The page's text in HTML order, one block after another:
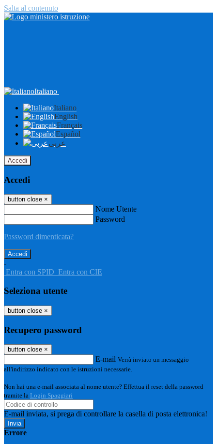
Salta al contenuto
Italiano
Italiano
English
Français
Español
عربى
Accedi
Accedi
button close ×
Nome Utente
Password
Password dimenticata?
-
Entra con SPID Entra con CIE
Seleziona utente
button close ×
Recupero password
button close ×
E-mail Verrà inviato un messaggio
all'indirizzo indicato con le istruzioni necessarie.
Non hai una e-mail associata al nome utente? Effettua il reset della password
tramite la Login Spaggiari
E-mail inviata, si prega di controllare la casella di posta elettronica!
Errore